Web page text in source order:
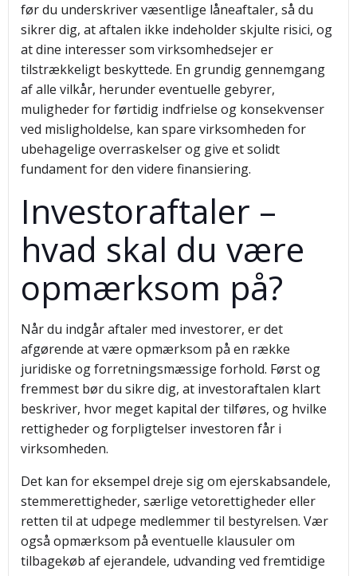
før du underskriver væsentlige låneaftaler, så du
sikrer dig, at aftalen ikke indeholder skjulte risici, og
at dine interesser som virksomhedsejer er
tilstrækkeligt beskyttede. En grundig gennemgang
af alle vilkår, herunder eventuelle gebyrer,
muligheder for førtidig indfrielse og konsekvenser
ved misligholdelse, kan spare virksomheden for
ubehagelige overraskelser og give et solidt
fundament for den videre finansiering.
Investoraftaler –
hvad skal du være
opmærksom på?
Når du indgår aftaler med investorer, er det
afgørende at være opmærksom på en række
juridiske og forretningsmæssige forhold. Først og
fremmest bør du sikre dig, at investoraftalen klart
beskriver, hvor meget kapital der tilføres, og hvilke
rettigheder og forpligtelser investoren får i
virksomheden.
Det kan for eksempel dreje sig om ejerskabsandele,
stemmerettigheder, særlige vetorettigheder eller
retten til at udpege medlemmer til bestyrelsen. Vær
også opmærksom på eventuelle klausuler om
tilbagekøb af ejerandele, udvanding ved fremtidige